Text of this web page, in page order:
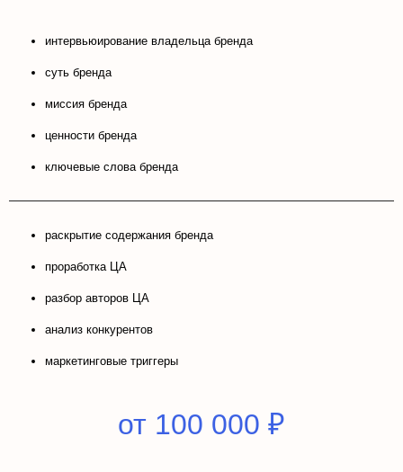
интервьюирование владельца бренда
суть бренда
миссия бренда
ценности бренда
ключевые слова бренда
раскрытие содержания бренда
проработка ЦА
разбор авторов ЦА
анализ конкурентов
маркетинговые триггеры
от 100 000 ₽